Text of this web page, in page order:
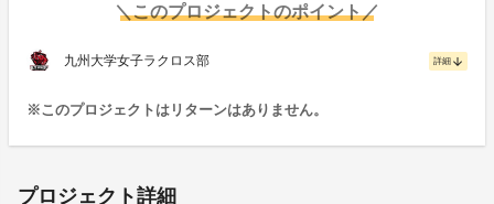
＼このプロジェクトのポイント／
九州大学女子ラクロス部 詳細 arrow_downward
※このプロジェクトはリターンはありません。
プロジェクト詳細